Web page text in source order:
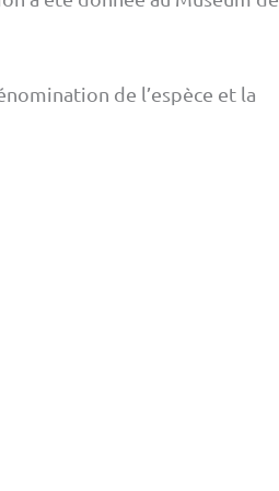
de l’espèce et la